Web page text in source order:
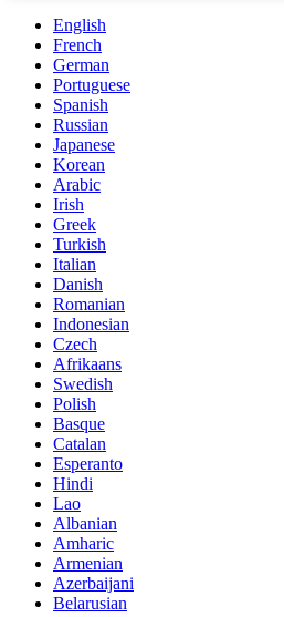
English
French
German
Portuguese
Spanish
Russian
Japanese
Korean
Arabic
Irish
Greek
Turkish
Italian
Danish
Romanian
Indonesian
Czech
Afrikaans
Swedish
Polish
Basque
Catalan
Esperanto
Hindi
Lao
Albanian
Amharic
Armenian
Azerbaijani
Belarusian